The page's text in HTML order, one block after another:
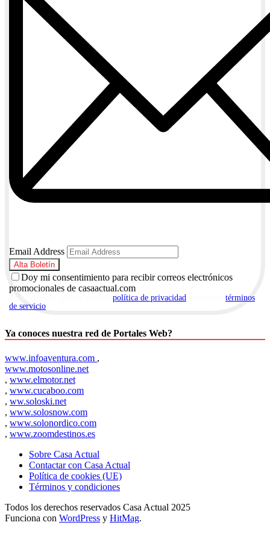
Email Address
Doy mi consentimiento para recibir correos electrónicos
promocionales de casaactual.com
política de privacidad
términos
de servicio
Ya conoces nuestra red de Portales Web?
www.infoaventura.com ,
www.motosonline.net
, www.elmotor.net
, www.cucaboo.com
, ww.soloski.net
, www.solosnow.com
, www.solonordico.com
, www.zoomdestinos.es
Sobre Casa Actual
Contactar con Casa Actual
Política de cookies (UE)
Términos y condiciones
Todos los derechos reservados Casa Actual 2025
Funciona con WordPress y HitMag.